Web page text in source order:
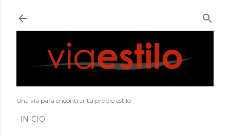
Una vía para encontrar tu propio estilo
INICIO